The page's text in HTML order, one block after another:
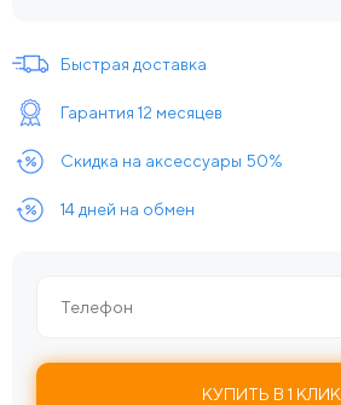
Быстрая доставка
Гарантия 12 месяцев
Скидка на аксессуары 50%
14 дней на обмен
КУПИТЬ В 1 КЛИК